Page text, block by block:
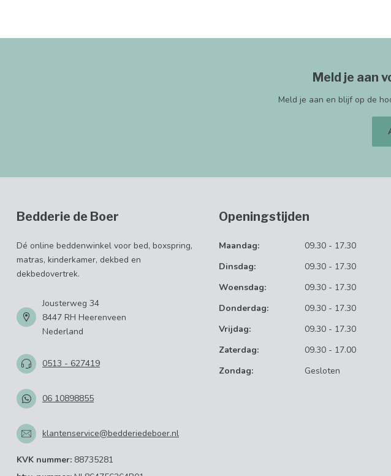
Meld je aan
Meld je aan en blijf op de
Bedderie de Boer
Dé online beddenwinkel voor bed, boxspring,
matras, kinderkamer, dekbed en
dekbedovertrek.
Jousterweg 34
8447 RH Heerenveen
Nederland
0513 - 627419
06 10898855
klantenservice@bedderiedeboer.nl
KVK nummer: 88735281
Openingstijden
Maandag:
09.30 - 17.30
Dinsdag:
09.30 - 17.30
Woensdag:
09.30 - 17.30
Donderdag:
09.30 - 17.30
Vrijdag:
09.30 - 17.30
Zaterdag:
09.30 - 17.00
Zondag:
Gesloten